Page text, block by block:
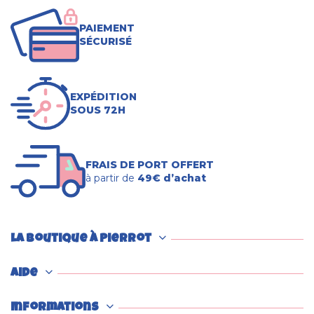
PAIEMENT
SÉCURISÉ
EXPÉDITION
SOUS 72H
FRAIS DE PORT OFFERT
à partir de 49€ d’achat
La boutique à Pierrot
Aide
Informations